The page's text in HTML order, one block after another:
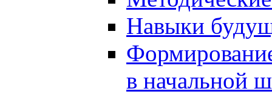
Навыки
в начальной